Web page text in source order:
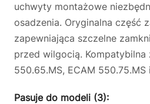
uchwyty montażowe
osadzenia. Oryginalna część
zapewniająca szczelne
przed wilgocią. Kompatybilna
550.65.MS, ECAM 550.75.MS
Pasuje do modeli (3):